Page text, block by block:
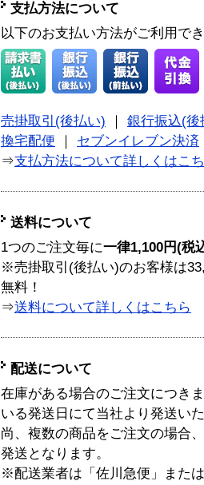
支払方法について
以下のお支払い方法がご利用で
売掛取引(後払い)
銀行振込(後
換宅配便
セブンイレブン決済
⇒支払方法について詳しくはこ
送料について
1つのご注文毎に一律1,100円(税
※売掛取引(後払い)のお客様は
無料！
⇒送料について詳しくはこちら
配送について
在庫がある場合のご注文につき
いる発送日にて当社より発送い
尚、複数の商品をご注文の場合
発送となります。
※配送業者は「佐川急便」また